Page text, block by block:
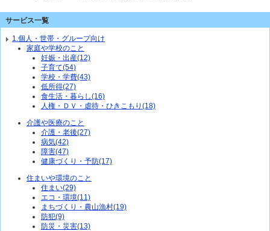
サービス一覧
1.個人・世帯・グループ向け
家庭や学校のこと
妊娠・出産(12)
子育て(54)
学校・学費(43)
低所得(27)
食生活・暮らし(16)
人権・ＤＶ・虐待・ひきこもり(18)
介護や医療のこと
介護・老後(27)
病気(42)
障害(47)
健康づくり・予防(17)
住まいや環境のこと
住まい(29)
エコ・環境(11)
まちづくり・農山漁村(19)
防犯(9)
防災・災害(13)